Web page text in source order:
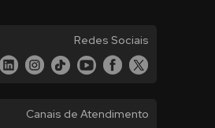
Redes Sociais
Canais de Atendimento